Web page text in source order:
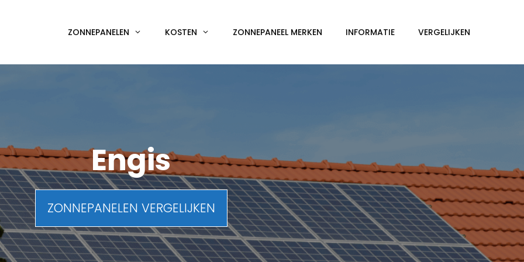
ZONNEPANELEN KOSTEN ZONNEPANEEL MERKEN INFORMATIE VERGELIJKEN
Engis
ZONNEPANELEN VERGELIJKEN